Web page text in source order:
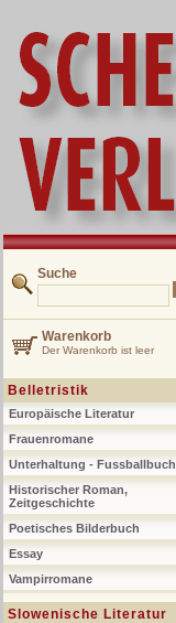
Suche
Warenkorb
Der Warenkorb ist leer
Belletristik
Europäische Literatur
Frauenromane
Unterhaltung - Fussballbuch
Historischer Roman,
Zeitgeschichte
Poetisches Bilderbuch
Essay
Vampirromane
Slowenische Literatur